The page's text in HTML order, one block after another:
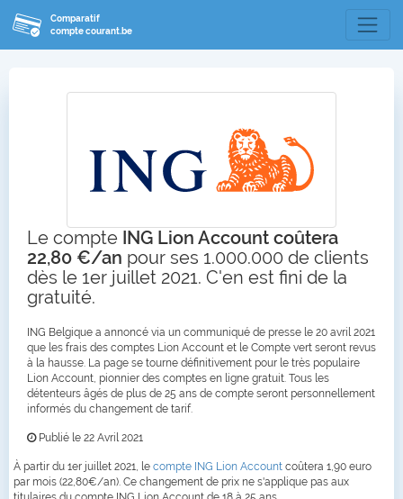
Comparatif
compte courant.be
Le compte ING Lion Account coûtera
22,80 €/an pour ses 1.000.000 de clients
dès le 1er juillet 2021. C'en est fini de la
gratuité.
ING Belgique a annoncé via un communiqué de presse le 20 avril 2021
que les frais des comptes Lion Account et le Compte vert seront revus
à la hausse. La page se tourne définitivement pour le très populaire
Lion Account, pionnier des comptes en ligne gratuit. Tous les
détenteurs âgés de plus de 25 ans de compte seront personnellement
informés du changement de tarif.
Publié le 22 Avril 2021
À partir du 1er juillet 2021, le compte ING Lion Account coûtera 1,90 euro
par mois (22,80€/an). Ce changement de prix ne s'applique pas aux